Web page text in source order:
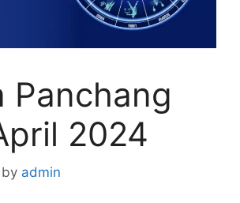
Panchang
2024
by admin